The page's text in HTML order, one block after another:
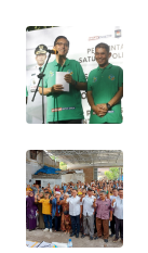
WN
BABEL
SUMBAR
WN
SUMSEL